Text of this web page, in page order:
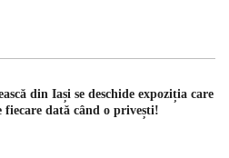
din Iași se deschide expoziția care
fiecare dată când o privești!